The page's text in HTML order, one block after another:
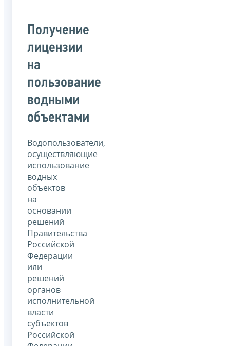
Получение
лицензии
на
пользование
водными
объектами
Водопользователи,
осуществляющие
использование
водных
объектов
на
основании
решений
Правительства
Российской
Федерации
или
решений
органов
исполнительной
власти
субъектов
Российской